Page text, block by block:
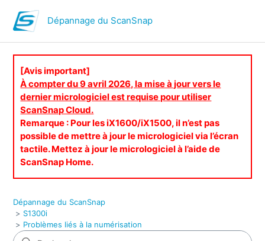
Dépannage du ScanSnap
[Avis important]
À compter du 9 avril 2026, la mise à jour vers le
dernier micrologiciel est requise pour utiliser
ScanSnap Cloud.
Remarque : Pour les iX1600/iX1500, il n’est pas
possible de mettre à jour le micrologiciel via l’écran
tactile. Mettez à jour le micrologiciel à l’aide de
ScanSnap Home.
Dépannage du ScanSnap
S1300i
Problèmes liés à la numérisation